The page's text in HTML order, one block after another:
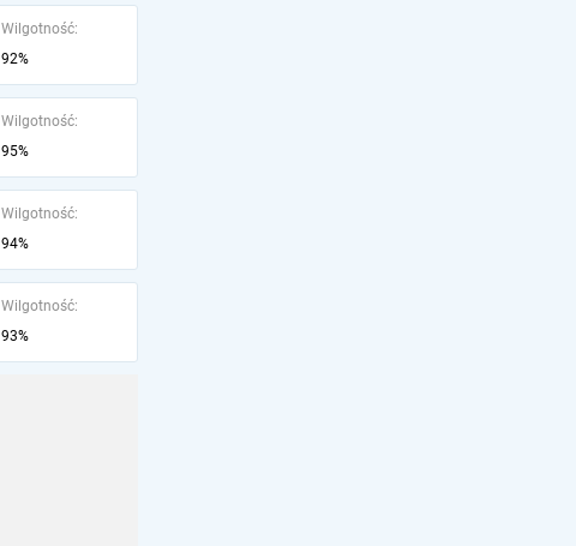
Wilgotność:
92%
Wilgotność:
95%
Wilgotność:
94%
Wilgotność:
93%